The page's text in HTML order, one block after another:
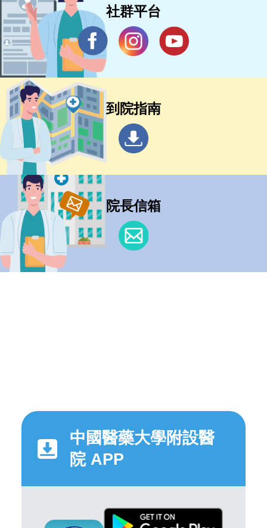
社群平台
到院指南
院長信箱
中國醫藥大學附設醫
院 APP